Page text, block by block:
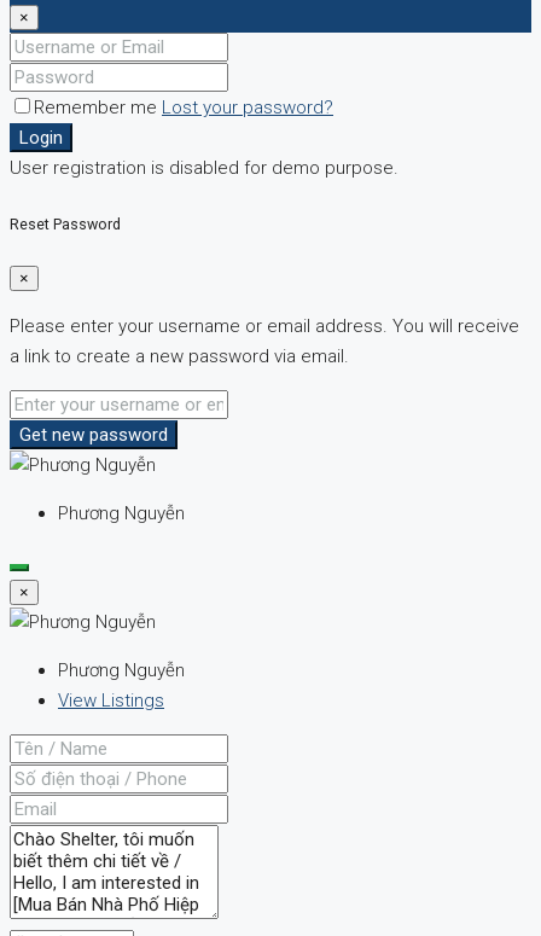
×
Remember me Lost your password?
Login
User registration is disabled for demo purpose.
Reset Password
×
Please enter your username or email address. You will receive
a link to create a new password via email.
Get new password
Phương Nguyễn
×
Phương Nguyễn
View Listings